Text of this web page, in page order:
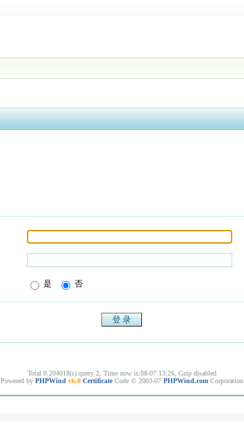
是 否
Total 0.204018(s) query 2, Time now is:08-07 13:26, Gzip disabled
Powered by PHPWind v6.0 Certificate Code © 2003-07 PHPWind.com Corporation